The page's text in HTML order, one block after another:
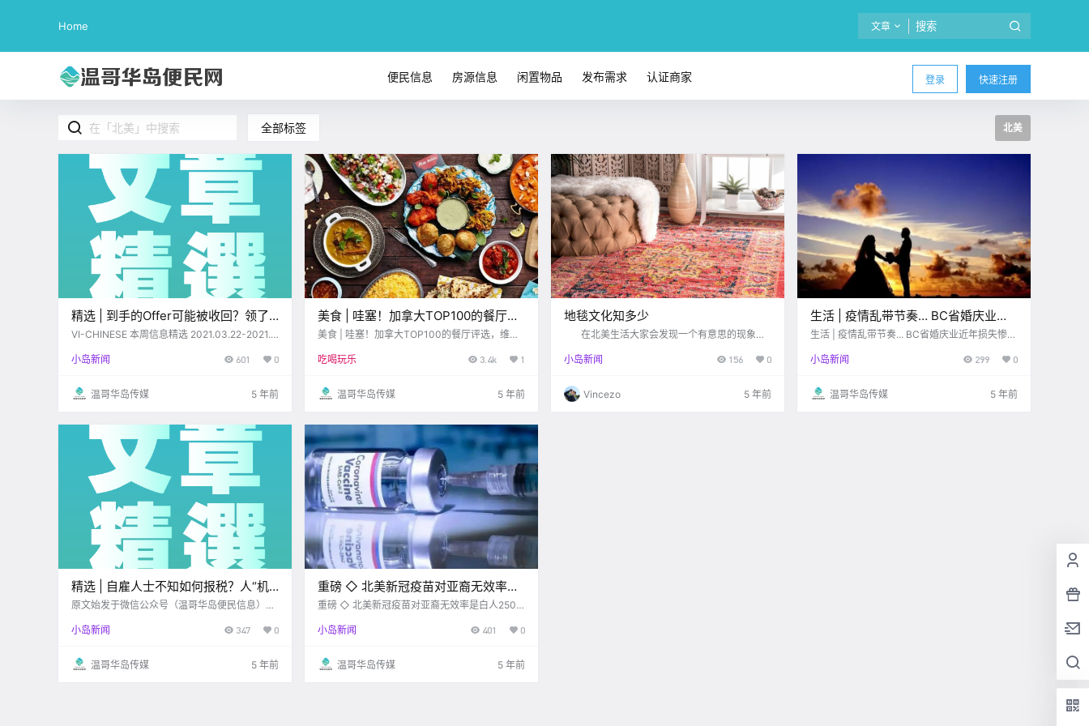
Home 文章
登录 快速注册
便民信息 房源信息 闲置物品 发布需求 认证商家
全部标签 北美
精选 | 到手的Offer可能被收回？领了
CERB该怎么交税？本周精选推送帮你
VI-CHINESE 本周信息精选 2021.03.22-2021.0
的各式地毯有什么区别？ 来到北美后，发现老外
小岛新闻 601 0
温哥华岛传媒 5 年前
美食 | 哇塞！加拿大TOP100的餐厅评
选，维多利亚居然有这几家上榜了！！
美食 | 哇塞！加拿大TOP100的餐厅评选，维多
吃喝玩乐
3.4k 1
温哥华岛传媒 5 年前
地毯文化知多少
在北美生活大家会发现一个有意思的现象，
是毛茸茸的单色地毯，有的是富丽堂皇的波斯地
小岛新闻 156 0
Vincezo 5 年前
生活 | 疫情乱带节奏… BC省婚庆业近
年损失惨重！预计来年“回春”再现结婚
生活 | 疫情乱带节奏... BC省婚庆业近年损失惨
小岛新闻
299 0
温哥华岛传媒 5 年前
精选 | 自雇人士不知如何报税？人“机”
共存时代即将来临？快来赶紧看看怎么
原文始发于微信公众号（温哥华岛便民信息）：
8-2021.03.12 www.vi-chinese.com 报税篇 .
小岛新闻 347 0
温哥华岛传媒 5 年前
重磅 ◇ 北美新冠疫苗对亚裔无效率是
白人250倍！种族歧视？ ​
重磅 ◇ 北美新冠疫苗对亚裔无效率是白人250
小岛新闻
401 0
温哥华岛传媒 5 年前